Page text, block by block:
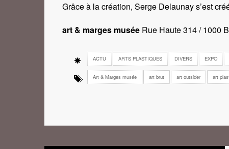
Grâce à la création, Serge Delaunay s’est
art & marges musée Rue Haute 314 / 1000
ACTU ARTS PLASTIQUES DIVERS EXPO
Art & Marges musée art brut art outsider art